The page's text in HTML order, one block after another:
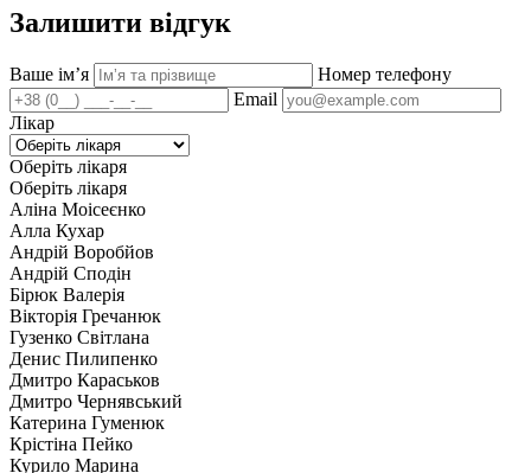
Залишити відгук
Ваше імʼя
Номер телефону
Email
Лікар
Оберіть лікаря
Оберіть лікаря
Аліна Моісеєнко
Алла Кухар
Андрій Воробйов
Андрій Сподін
Бірюк Валерія
Вікторія Гречанюк
Гузенко Світлана
Денис Пилипенко
Дмитро Караськов
Дмитро Чернявський
Катерина Гуменюк
Крістіна Пейко
Курило Марина